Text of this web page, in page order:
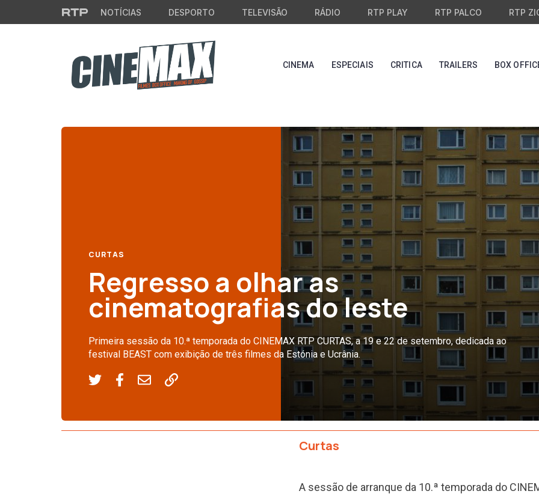
Saltar para o conteúdo principal
NOTÍCIAS DESPORTO TELEVISÃO RÁDIO RTP PLAY RTP PALCO RTP
CINEMA ESPECIAIS CRITICA TRAILERS BOX
CURTAS
Regresso a olhar as
cinematografias do leste
Primeira sessão da 10.ª temporada do CINEMAX RTP CURTAS, a 19 e 22 de setembro, dedicada ao
festival BEAST com exibição de três filmes da Estónia e Ucrânia.
Curtas
A sessão de arranque da 10.ª temporada do